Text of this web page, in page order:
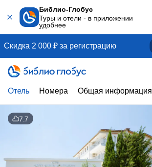
Библио-Глобус
Туры и отели - в приложении
удобнее
Скидка 2 000 ₽ за регистрацию
Отель Номера Общая информация
7.7